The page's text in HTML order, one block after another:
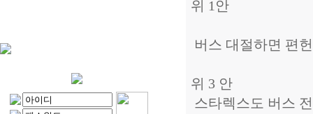
위 1안
버스 대절하면 편
위 3 안
스타렉스도 버스